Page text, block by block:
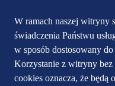
W ramach naszej witryny
świadczenia Państwu
w sposób dostosowany
Korzystanie z witryny bez
cookies oznacza, że będą